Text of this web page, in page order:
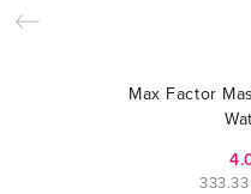
Max Factor